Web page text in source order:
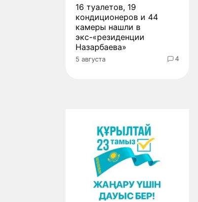
16 туалетов, 19
кондиционеров и 44
камеры нашли в
экс-«резиденции
Назарбаева»
5 августа 4